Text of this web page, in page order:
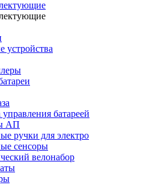
устройства
батареей
АП
ручки для электро
сенсоры
велонабор